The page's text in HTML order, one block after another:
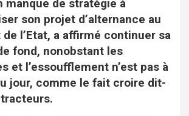
manque de stratégie à
son projet d’alternance au
l’Etat, a affirmé continuer sa
fond, nonobstant les
et l’essoufflement n’est pas à
jour, comme le fait croire dit-